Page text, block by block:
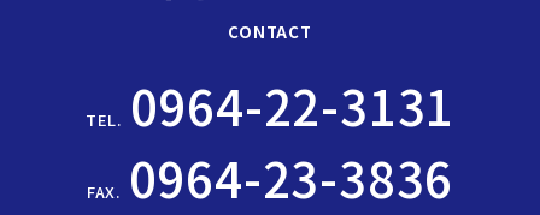
CONTACT
TEL. 0964-22-3131
FAX. 0964-23-3836